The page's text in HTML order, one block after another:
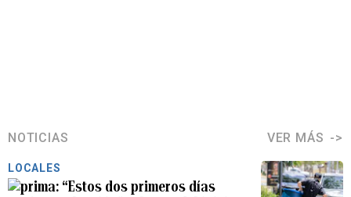
NOTICIAS VER MÁS
LOCALES
“Estos dos primeros días